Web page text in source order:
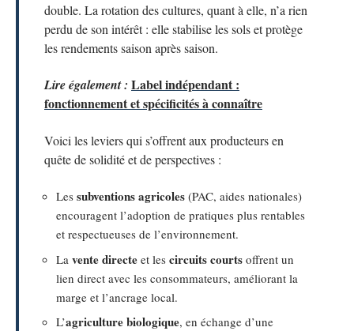
double. La rotation des cultures, quant à elle, n’a rien
perdu de son intérêt : elle stabilise les sols et protège
les rendements saison après saison.
Lire également : Label indépendant :
fonctionnement et spécificités à connaître
Voici les leviers qui s’offrent aux producteurs en
quête de solidité et de perspectives :
Les subventions agricoles (PAC, aides nationales)
encouragent l’adoption de pratiques plus rentables
et respectueuses de l’environnement.
La vente directe et les circuits courts offrent un
lien direct avec les consommateurs, améliorant la
marge et l’ancrage local.
L’agriculture biologique, en échange d’une